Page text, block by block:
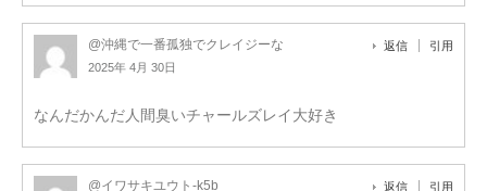
@沖縄で一番孤独でクレイジーな
2025年 4月 30日
返信 引用
なんだかんだ人間臭いチャールズレイ大好き
@イワサキユウト-k5b 返信 引用